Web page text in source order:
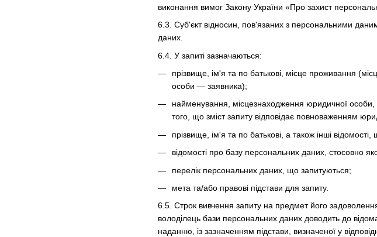
виконання вимог Закону України «Про захист
6.3. Суб'єкт відносин, пов'язаних з персональними
даних.
6.4. У запиті зазначаються:
прізвище, ім'я та по батькові, місце проживання
особи — заявника);
найменування, місцезнаходження юридичної особи,
того, що зміст запиту відповідає повноваженням
прізвище, ім'я та по батькові, а також інші
відомості про базу персональних даних, стосовно
перелік персональних даних, що запитуються;
мета та/або правові підстави для запиту.
6.5. Строк вивчення запиту на предмет його
володілець бази персональних даних доводить до
наданню, із зазначенням підстави, визначеної у